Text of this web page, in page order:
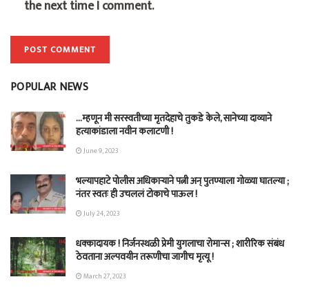
the next time I comment.
POPULAR NEWS
…म्हणून मी सरस्वतीच्या मृतदेहाचे तुकडे केले, सानेच्या दाव्याने
हत्याकांडाला नवीन कलाटणी !
June 9, 2023
भल्यापहाटे पोलीस अधिकाऱ्याने पत्नी अन् पुतण्याला गोळ्या घातल्या ;
नंतर स्वतः ही उचललं टोकाचे पाऊल !
July 24, 2023
धक्कादायक ! निर्जनस्थळी प्रेमी युगलाचा रोमान्स ; शारीरिक संबंध
ठेवताना अल्पवयीन तरूणीचा जागीच मृत्यू !
March 27, 2023